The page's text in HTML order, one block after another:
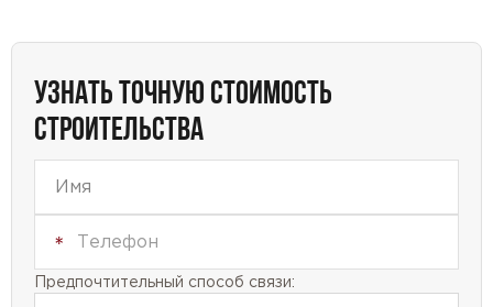
Особое внимание уделено созданию комфортных
условий для проживания. Внутренняя планировка
дома предусматривает четыре просторные
спальни, где вы и ваша семья смогут наслаждаться
уютом и покоем.
Проект дома №30-43 — это идеальное решение
для тех, кто ищет кирпичный дом с гаражом и
цоколем, площадью 300 кв.м. Мы создали этот
УЗНАТЬ ТОЧНУЮ СТОИМОСТЬ
СТРОИТЕЛЬСТВА
Предпочтительный способ связи: